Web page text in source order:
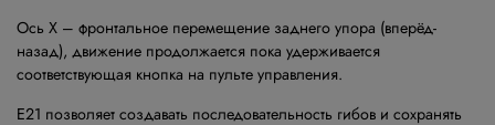
Ось Х – фронтальное перемещение заднего упора (вперёд-
назад), движение продолжается пока удерживается
соответствующая кнопка на пульте управления.
Е21 позволяет создавать последовательность гибов и сохранять